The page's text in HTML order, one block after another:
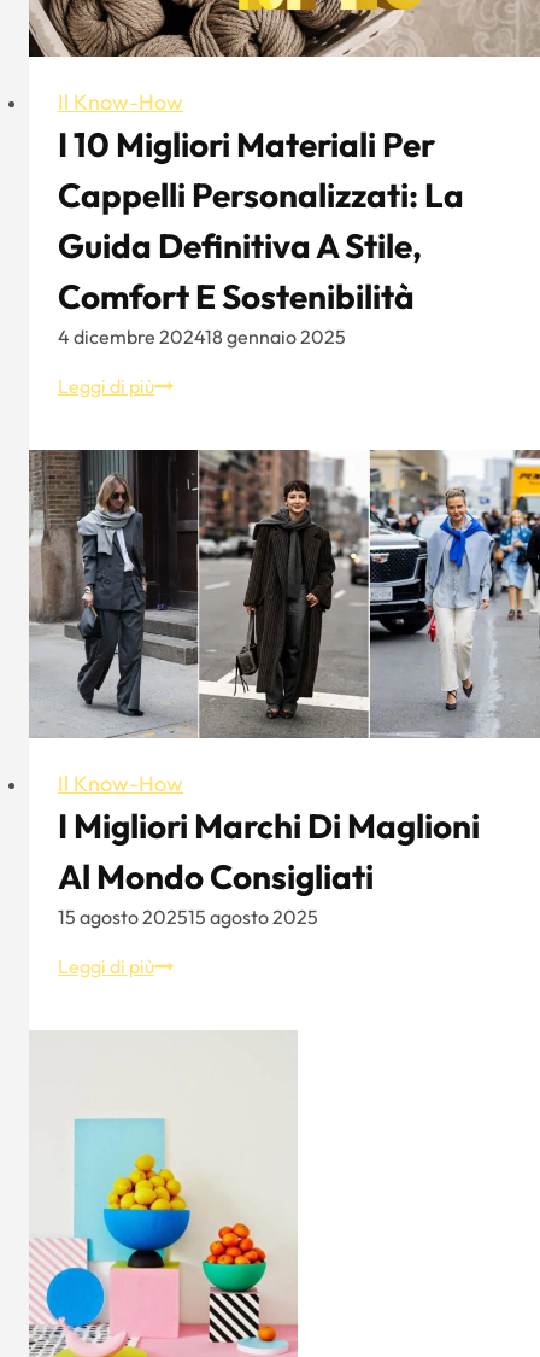
Streeter:
Alla
e
di
tendenza
Il Know-How
I 10 Migliori Materiali Per
Cappelli Personalizzati: La
Guida Definitiva A Stile,
Comfort E Sostenibilità
4 dicembre 202418 gennaio 2025
Leggi di piùI
migliori
materiali
cappelli
personalizzati:
guida
definitiva
stile,
e
sostenibilità
Il Know-How
I Migliori Marchi Di Maglioni
Al Mondo Consigliati
15 agosto 202515 agosto 2025
Leggi di piùI
marchi
al
consigliati